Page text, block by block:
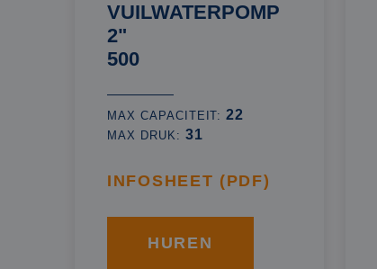
VUILWATERPOMP
2"
500
MAX CAPACITEIT:22
MAX DRUK: 31
INFOSHEET (PDF)
HUREN